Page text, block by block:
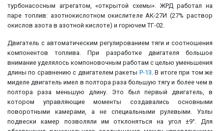
турбонасосным агрегатом, «открытой схемы». ЖРД работал на
паре топлив: азотнокислотном окислителе АК-27И (27% раствор
окислов азота в азотной кислоте) и горючем ТГ-02.
Двигатель с автоматическим регулированием тяги и соотношения
компонентов топлива. При разработке двигателя большое
внимание уделялось компоновочным работам с целью уменьшения
длины по сравнению с двигателем ракеты Р-13 . В итоге при том же
миделе двигатель имел в полтора раза большую тягу и более чем в
полтора раза меньшую длину. Это был первый двигатель, в
котором управляющие моменты создавались основными
поворотными камерами, а не специальными рулевыми. Узлы
подвески камер позволяли им отклоняться на угол ±9°. Для